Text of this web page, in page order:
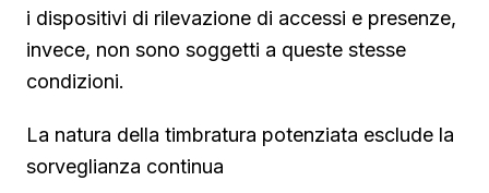
i dispositivi di rilevazione di accessi e presenze,
invece, non sono soggetti a queste stesse
condizioni.
La natura della timbratura potenziata esclude la
sorveglianza continua